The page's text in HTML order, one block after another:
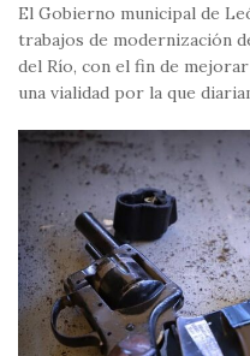
El Gobierno municipal de
trabajos de modernización
del Río, con el fin de
una vialidad por la que